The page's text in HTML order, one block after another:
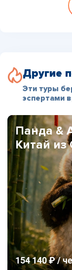
Другие
Эти туры
эспертами
Панда &
Китай из
154 140 ₽ /